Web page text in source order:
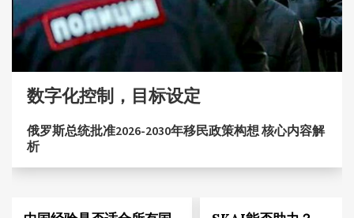
数字化控制，目标设定
俄罗斯总统批准2026-2030年移民政策构想 核心内容解
析